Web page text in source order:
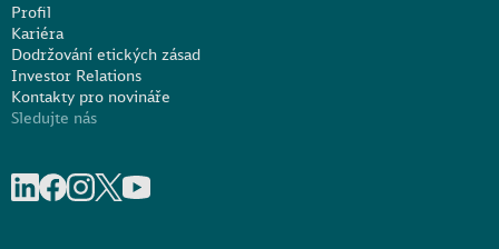
Profil
Kariéra
Dodržování etických zásad
Investor Relations
Kontakty pro novináře
Sledujte nás